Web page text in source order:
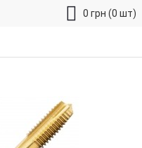
0 грн (0 шт)